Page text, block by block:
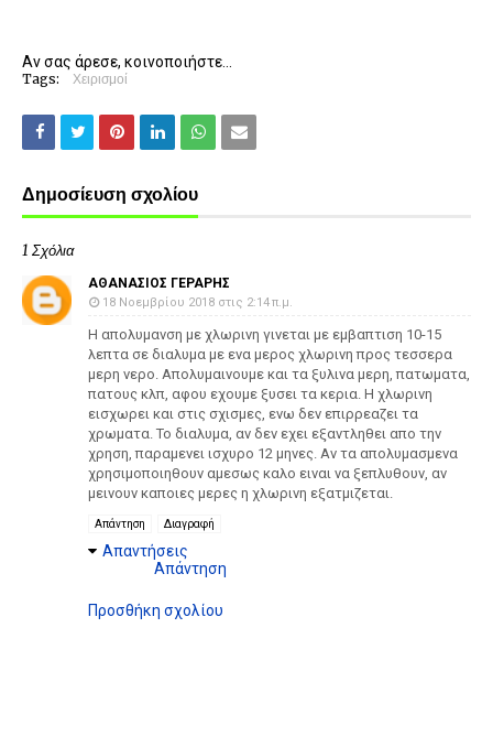
Αν σας άρεσε, κοινοποιήστε...
Tags: Χειρισμοί
Δημοσίευση σχολίου
1 Σχόλια
ΑΘΑΝΑΣΙΟΣ ΓΕΡΑΡΗΣ
18 Νοεμβρίου 2018 στις 2:14 π.μ.
Η απολυμανση με χλωρινη γινεται με εμβαπτιση 10-15
λεπτα σε διαλυμα με ενα μερος χλωρινη προς τεσσερα
μερη νερο. Απολυμαινουμε και τα ξυλινα μερη, πατωματα,
πατους κλπ, αφου εχουμε ξυσει τα κερια. Η χλωρινη
εισχωρει και στις σχισμες, ενω δεν επιρρεαζει τα
χρωματα. Το διαλυμα, αν δεν εχει εξαντληθει απο την
χρηση, παραμενει ισχυρο 12 μηνες. Αν τα απολυμασμενα
χρησιμοποιηθουν αμεσως καλο ειναι να ξεπλυθουν, αν
μεινουν καποιες μερες η χλωρινη εξατμιζεται.
Απάντηση Διαγραφή
Απαντήσεις
Απάντηση
Προσθήκη σχολίου